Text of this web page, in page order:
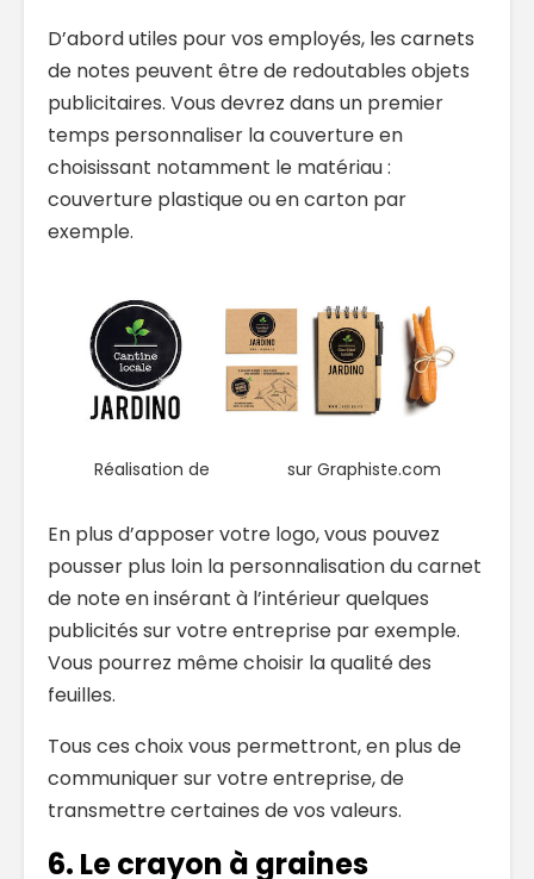
D’abord utiles pour vos employés, les carnets
de notes peuvent être de redoutables objets
publicitaires. Vous devrez dans un premier
temps personnaliser la couverture en
choisissant notamment le matériau :
couverture plastique ou en carton par
exemple.
Réalisation de sur Graphiste.com
En plus d’apposer votre logo, vous pouvez
pousser plus loin la personnalisation du carnet
de note en insérant à l’intérieur quelques
publicités sur votre entreprise par exemple.
Vous pourrez même choisir la qualité des
feuilles.
Tous ces choix vous permettront, en plus de
communiquer sur votre entreprise, de
transmettre certaines de vos valeurs.
6. Le crayon à graines